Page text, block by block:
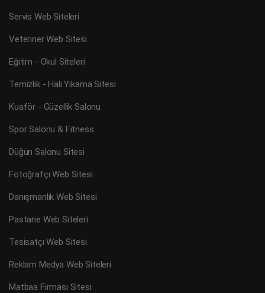
Servis Web Siteleri
Veteriner Web Sitesi
Eğitim - Okul Siteleri
Temizlik - Halı Yıkama Sitesi
Kuaför - Güzellik Salonu
Spor Salonu & Fitness
Düğün Salonu Sitesi
Fotoğrafçı Web Sitesi
Danışmanlık Web Sitesi
Pastane Web Siteleri
Tesisatçı Web Sitesi
Reklam Medya Web Siteleri
Matbaa Firması Sitesi